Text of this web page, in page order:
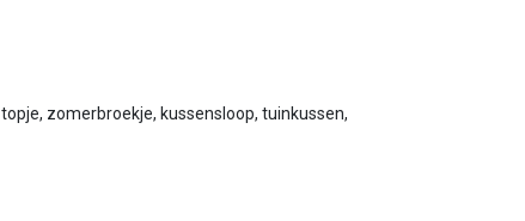
zomerbroekje, kussensloop, tuinkussen,